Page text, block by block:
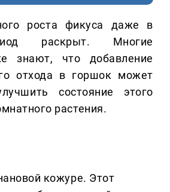
роста фикуса даже в
раскрыт. Многие
знают, что добавление
отхода в горшок может
состояние этого
растения.
кожуре. Этот